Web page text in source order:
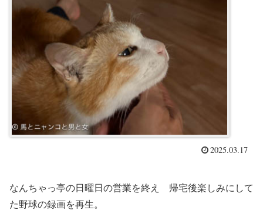
2025.03.17
なんちゃっ亭の日曜日の営業を終え 帰宅後楽しみにして
た野球の録画を再生。